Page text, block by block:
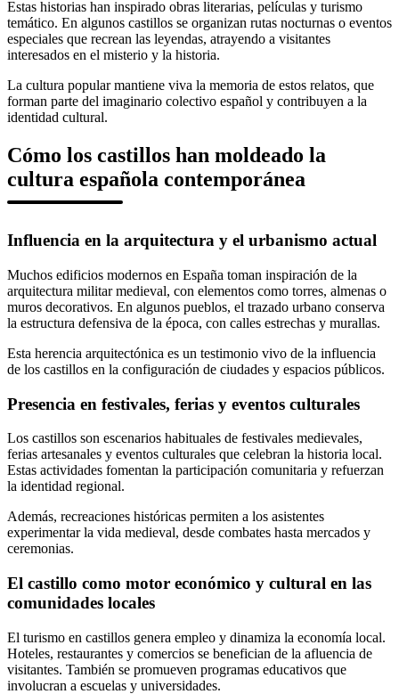
Estas historias han inspirado obras literarias, películas y turismo
temático. En algunos castillos se organizan rutas nocturnas o eventos
especiales que recrean las leyendas, atrayendo a visitantes
interesados en el misterio y la historia.
La cultura popular mantiene viva la memoria de estos relatos, que
forman parte del imaginario colectivo español y contribuyen a la
identidad cultural.
Cómo los castillos han moldeado la
cultura española contemporánea
Influencia en la arquitectura y el urbanismo actual
Muchos edificios modernos en España toman inspiración de la
arquitectura militar medieval, con elementos como torres, almenas o
muros decorativos. En algunos pueblos, el trazado urbano conserva
la estructura defensiva de la época, con calles estrechas y murallas.
Esta herencia arquitectónica es un testimonio vivo de la influencia
de los castillos en la configuración de ciudades y espacios públicos.
Presencia en festivales, ferias y eventos culturales
Los castillos son escenarios habituales de festivales medievales,
ferias artesanales y eventos culturales que celebran la historia local.
Estas actividades fomentan la participación comunitaria y refuerzan
la identidad regional.
Además, recreaciones históricas permiten a los asistentes
experimentar la vida medieval, desde combates hasta mercados y
ceremonias.
El castillo como motor económico y cultural en las
comunidades locales
El turismo en castillos genera empleo y dinamiza la economía local.
Hoteles, restaurantes y comercios se benefician de la afluencia de
visitantes. También se promueven programas educativos que
involucran a escuelas y universidades.